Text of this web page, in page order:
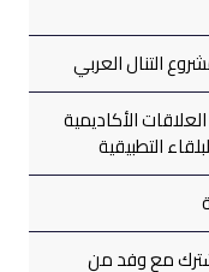
التنال العربي
الأكاديمية
التطبيقية
مع وفد من